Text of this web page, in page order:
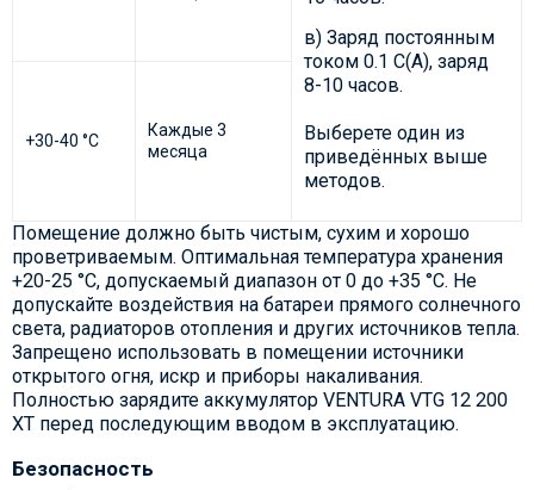
в) Заряд постоянным
током 0.1 C(А), заряд
8-10 часов.
Выберете один из
приведённых выше
методов.
+30-40 °С
Каждые 3
месяца
Помещение должно быть чистым, сухим и хорошо
проветриваемым. Оптимальная температура хранения
+20-25 °С, допускаемый диапазон от 0 до +35 °С. Не
допускайте воздействия на батареи прямого солнечного
света, радиаторов отопления и других источников тепла.
Запрещено использовать в помещении источники
открытого огня, искр и приборы накаливания.
Полностью зарядите аккумулятор VENTURA VTG 12 200
XT перед последующим вводом в эксплуатацию.
Безопасность